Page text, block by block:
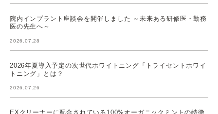
院内インプラント座談会を開催しました ～未来ある研修医・勤務
医の先生へ～
2026.07.28
2026年夏導入予定の次世代ホワイトニング「トライセントホワイ
トニング」とは？
2026.07.26
EXクリーナーに配合されている100%オーガニックミントの特徴